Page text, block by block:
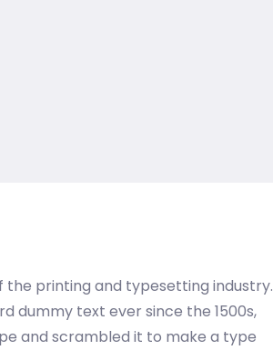
the printing and typesetting industry.
dummy text ever since the 1500s,
and scrambled it to make a type